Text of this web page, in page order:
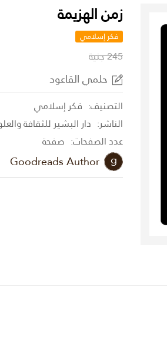
زمن الهزيمة
فكر إسلامي
245 جنية
حلمي القاعود
التصنيف: فكر إسلامي
الناشر: دار البشير للثقافة
عدد الصفحات: صفحة
Goodreads Author